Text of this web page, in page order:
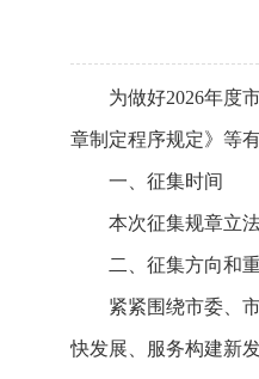
为做好2026年度
章制定程序规定》等
一、征集时间
本次征集规章立
二、征集方向和
紧紧围绕市委、
快发展、服务构建新